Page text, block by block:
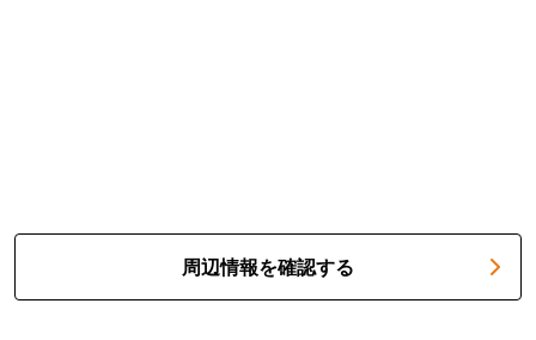
周辺情報を確認する